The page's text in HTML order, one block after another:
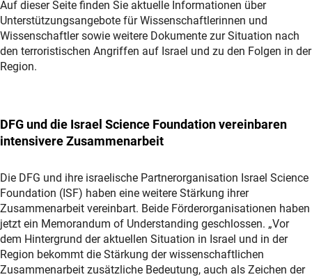
Auf dieser Seite finden Sie aktuelle Informationen über
Unterstützungsangebote für Wissenschaftlerinnen und
Wissenschaftler sowie weitere Dokumente zur Situation nach
den terroristischen Angriffen auf Israel und zu den Folgen in der
Region.
DFG und die Israel Science Foundation vereinbaren
intensivere Zusammenarbeit
Die DFG und ihre israelische Partnerorganisation Israel Science
Foundation (ISF) haben eine weitere Stärkung ihrer
Zusammenarbeit vereinbart. Beide Förderorganisationen haben
jetzt ein Memorandum of Understanding geschlossen. „Vor
dem Hintergrund der aktuellen Situation in Israel und in der
Region bekommt die Stärkung der wissenschaftlichen
Zusammenarbeit zusätzliche Bedeutung, auch als Zeichen der